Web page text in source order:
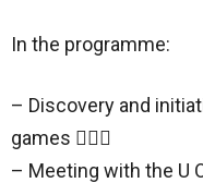
In the programme:
– Discovery and
games 🙆🏻‍♀️
– Meeting with the U